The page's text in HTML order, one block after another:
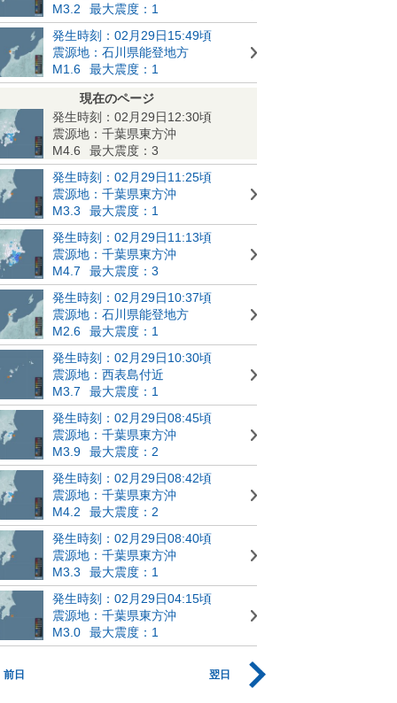
M3.2
最大震度：1
発生時刻：02月29日15:49頃
震源地：石川県能登地方
M1.6
最大震度：1
現在のページ
発生時刻：02月29日12:30頃
震源地：千葉県東方沖
M4.6
最大震度：3
発生時刻：02月29日11:25頃
震源地：千葉県東方沖
M3.3
最大震度：1
発生時刻：02月29日11:13頃
震源地：千葉県東方沖
M4.7
最大震度：3
発生時刻：02月29日10:37頃
震源地：石川県能登地方
M2.6
最大震度：1
発生時刻：02月29日10:30頃
震源地：西表島付近
M3.7
最大震度：1
発生時刻：02月29日08:45頃
震源地：千葉県東方沖
M3.9
最大震度：2
発生時刻：02月29日08:42頃
震源地：千葉県東方沖
M4.2
最大震度：2
発生時刻：02月29日08:40頃
震源地：千葉県東方沖
M3.3
最大震度：1
発生時刻：02月29日04:15頃
震源地：千葉県東方沖
M3.0
最大震度：1
前日 翌日